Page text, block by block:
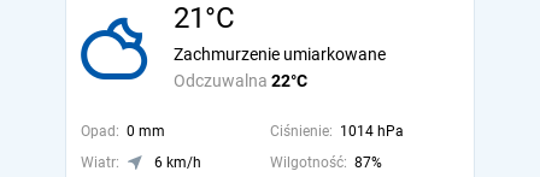
21°C
Odczuwalna 22°C
Zachmurzenie umiarkowane
Opad: 0 mm Ciśnienie: 1014 hPa
Wiatr:
6 km/h Wilgotność: 87%